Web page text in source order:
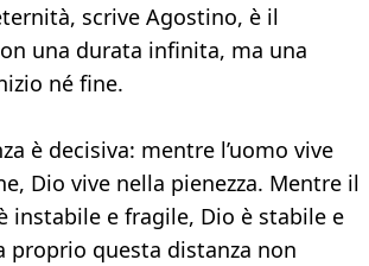
scrive Agostino, è il
una durata infinita, ma una
né fine.
è decisiva: mentre l’uomo vive
Dio vive nella pienezza. Mentre il
instabile e fragile, Dio è stabile e
proprio questa distanza non